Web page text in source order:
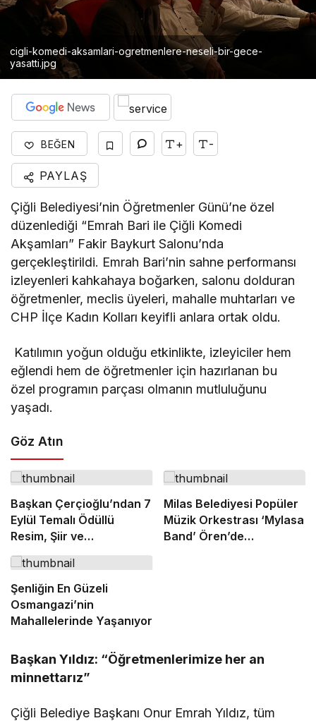
cigli-komedi-aksamlari-ogretmenlere-neseli-bir-gece-
yasatti.jpg
BEĞEN + -
PAYLAŞ
Çiğli Belediyesi’nin Öğretmenler Günü’ne özel
düzenlediği “Emrah Bari ile Çiğli Komedi
Akşamları” Fakir Baykurt Salonu’nda
gerçekleştirildi. Emrah Bari’nin sahne performansı
izleyenleri kahkahaya boğarken, salonu dolduran
öğretmenler, meclis üyeleri, mahalle muhtarları ve
CHP İlçe Kadın Kolları keyifli anlara ortak oldu.
Katılımın yoğun olduğu etkinlikte, izleyiciler hem
eğlendi hem de öğretmenler için hazırlanan bu
özel programın parçası olmanın mutluluğunu
yaşadı.
Göz Atın
Başkan Çerçioğlu’ndan 7
Eylül Temalı Ödüllü
Resim, Şiir ve
Milas Belediyesi Popüler
Müzik Orkestrası ‘Mylasa
Band’ Ören’de
Şenliğin En Güzeli
Osmangazi’nin
Mahallelerinde Yaşanıyor
Başkan Yıldız: “Öğretmenlerimize her an
minnettarız”
Çiğli Belediye Başkanı Onur Emrah Yıldız, tüm